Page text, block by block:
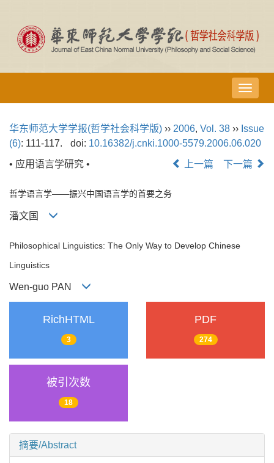
导
航
换
华东师范大学学报(哲学社会科学版) ›› 2006, Vol. 38 ›› Issue
(6): 111-117. doi: 10.16382/j.cnki.1000-5579.2006.06.020
• 应用语言学研究 •
上一篇 下一篇
哲学语言学——振兴中国语言学的首要之务
潘文国
Philosophical Linguistics: The Only Way to Develop Chinese
Linguistics
Wen-guo PAN
RichHTML
3
PDF
274
被引次数
18
摘要/Abstract